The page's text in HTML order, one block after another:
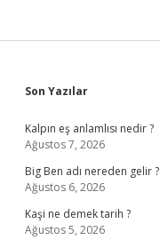
Sidebar
Son Yazılar
Kalpın eş anlamlısı nedir ?
Ağustos 7, 2026
Big Ben adı nereden gelir ?
Ağustos 6, 2026
Kaşi ne demek tarih ?
Ağustos 5, 2026